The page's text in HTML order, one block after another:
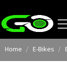
Home E-Bikes